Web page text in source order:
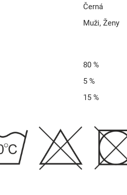
Černá
Muži, Ženy
80 %
5 %
15 %